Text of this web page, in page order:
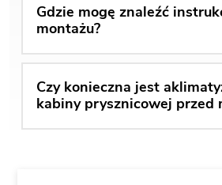
Gdzie mogę znaleźć
montażu?
Czy konieczna jest
kabiny prysznicowej przed